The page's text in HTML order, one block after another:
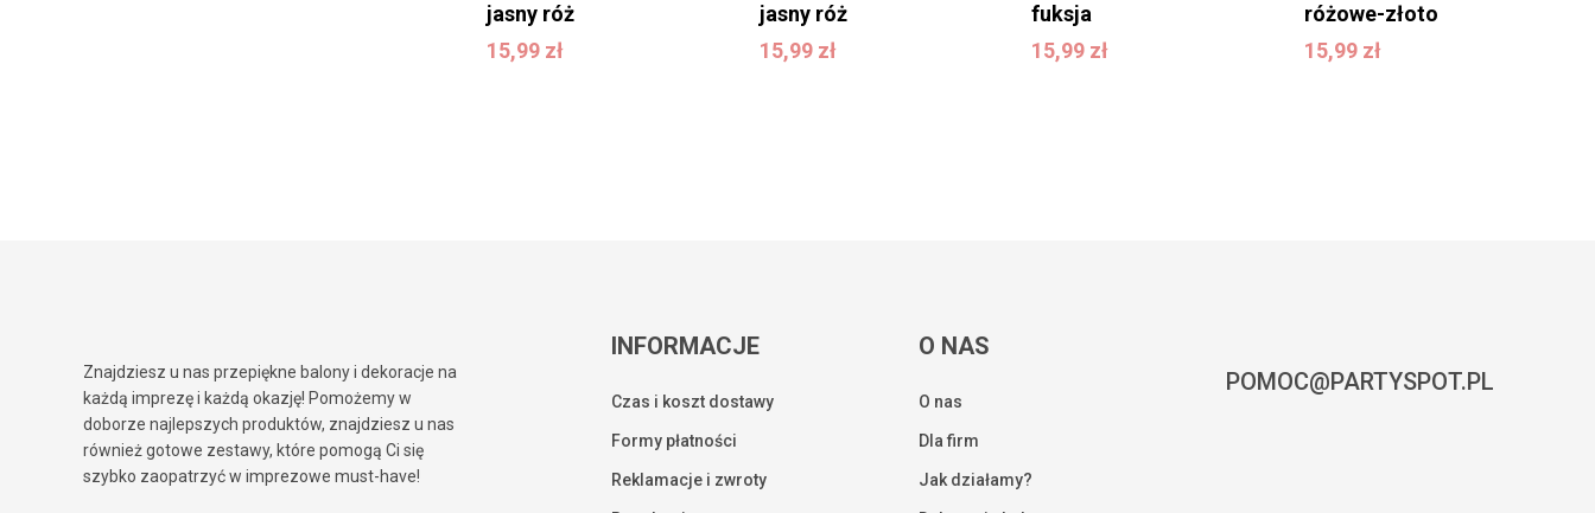
jasny róż
15,99 zł
15,99zł
jasny róż
15,99 zł
15,99zł
fuksja
15,99 zł
15,99
różowe-złoto
15,99 zł
15,99zł
Znajdziesz u nas przepiękne balony i dekoracje na
każdą imprezę i każdą okazję! Pomożemy w
doborze najlepszych produktów, znajdziesz u nas
również gotowe zestawy, które pomogą Ci się
szybko zaopatrzyć w imprezowe must-have!
INFORMACJE
Czas i koszt dostawy
Formy płatności
Reklamacje i zwroty
O NAS
O nas
Dla firm
Jak działamy?
POMOC@PARTYSPOT.PL